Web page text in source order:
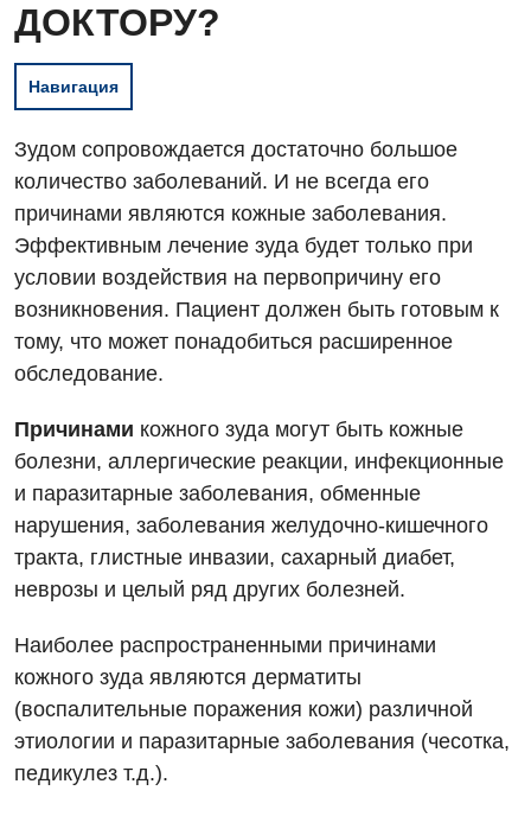
Вакансии
Мероприятия БПР
Интернатура
Энциклопедия
Диагностика
Ангиографические исследования
Компьютерная томография
Гинекологическое отделение
Диагностическое отделение
Дневной стационар
ДОКТОРУ?
Навигация
Зудом сопровождается достаточно большое
количество заболеваний. И не всегда его
причинами являются кожные заболевания.
Эффективным лечение зуда будет только при
условии воздействия на первопричину его
возникновения. Пациент должен быть готовым к
тому, что может понадобиться расширенное
обследование.
Причинами кожного зуда могут быть кожные
болезни, аллергические реакции, инфекционные
и паразитарные заболевания, обменные
нарушения, заболевания желудочно-кишечного
тракта, глистные инвазии, сахарный диабет,
неврозы и целый ряд других болезней.
Наиболее распространенными причинами
кожного зуда являются дерматиты
(воспалительные поражения кожи) различной
этиологии и паразитарные заболевания (чесотка,
педикулез т.д.).